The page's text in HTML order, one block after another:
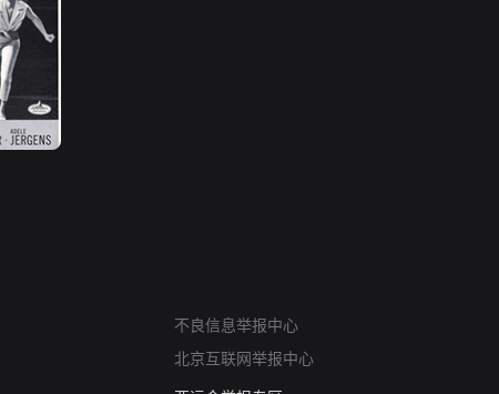
不良信息举报中心
北京互联网举报中心
算法推荐专项举报